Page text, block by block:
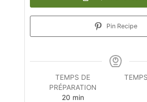
Pin Recipe
TEMPS DE
PRÉPARATION
20 min